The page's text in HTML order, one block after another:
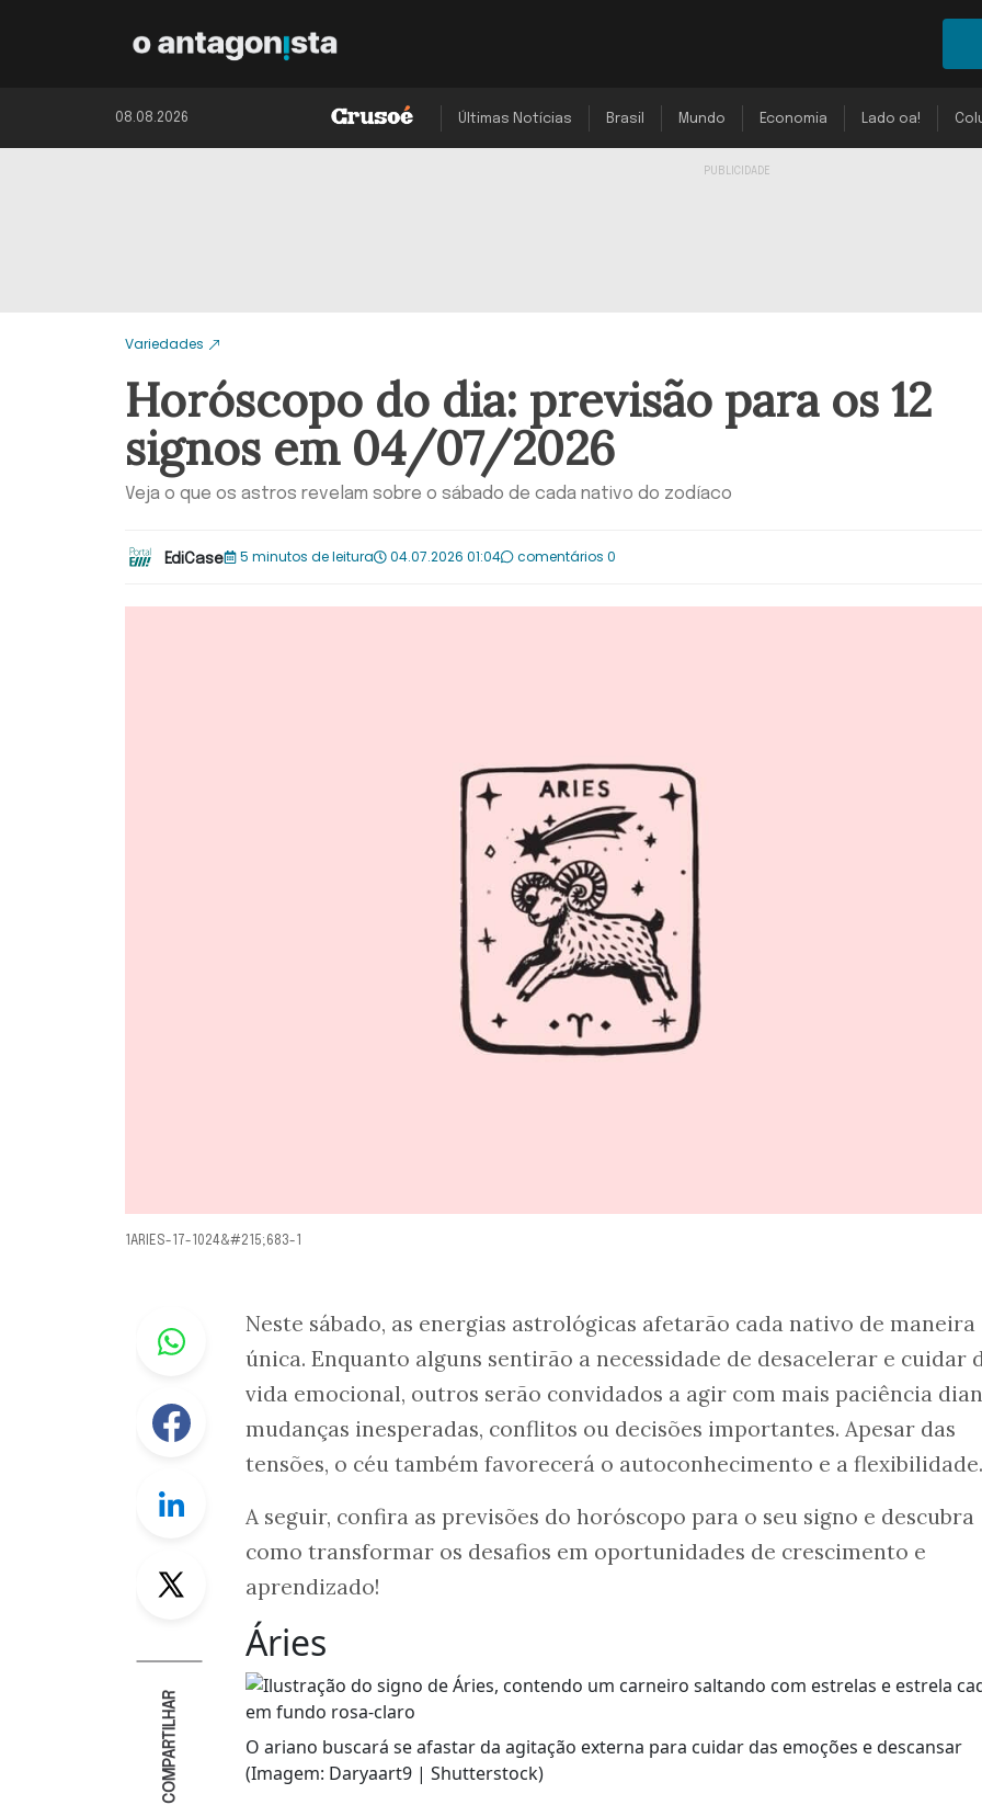
08.08.2026 Últimas Notícias Brasil Mundo Economia Lado oa!
Variedades
Horóscopo do dia: previsão para os 12
signos em 04/07/2026
Veja o que os astros revelam sobre o sábado de cada nativo do zodíaco
EdiCase 5 minutos de leitura 04.07.2026 01:04 comentários 0
1ARIES-17-1024&#215;683-1
Whastapp
Facebook
Twitter
COMPARTILHAR
Neste sábado, as energias astrológicas afetarão cada nativo de maneira
única. Enquanto alguns sentirão a necessidade de desacelerar e cuidar
vida emocional, outros serão convidados a agir com mais paciência
mudanças inesperadas, conflitos ou decisões importantes. Apesar das
tensões, o céu também favorecerá o autoconhecimento e a flexibilidade.
A seguir, confira as previsões do horóscopo para o seu signo e descubra
como transformar os desafios em oportunidades de crescimento e
aprendizado!
Áries
O ariano buscará se afastar da agitação externa para cuidar das emoções e descansar
(Imagem: Daryaart9 | Shutterstock)